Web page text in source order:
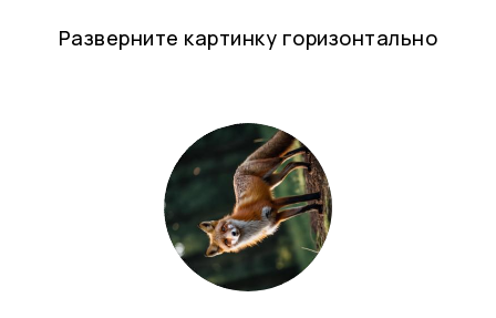
Разверните картинку горизонтально